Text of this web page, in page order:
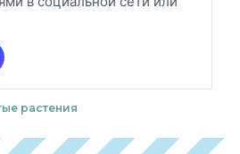
растения